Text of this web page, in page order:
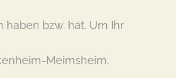
bzw. hat. Um Ihr
Meimsheim,